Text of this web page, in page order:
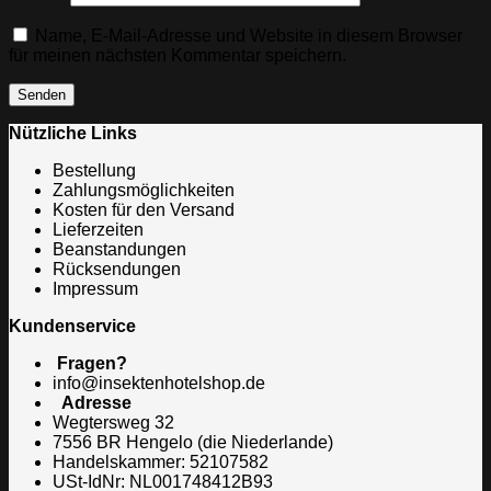
Nützliche Links
Bestellung
Zahlungsmöglichkeiten
Kosten für den Versand
Lieferzeiten
Beanstandungen
Rücksendungen
Impressum
Kundenservice
Fragen?
info@insektenhotelshop.de
Adresse
Wegtersweg 32
7556 BR Hengelo (die Niederlande)
Handelskammer: 52107582
USt-IdNr: NL001748412B93